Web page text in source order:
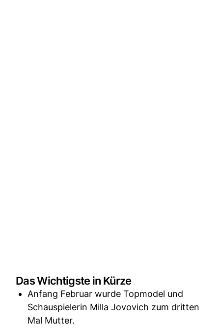
Das Wichtigste in Kürze
Anfang Februar wurde Topmodel und
Schauspielerin Milla Jovovich zum dritten
Mal Mutter.